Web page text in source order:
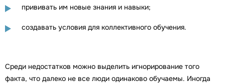
прививать им новые знания и навыки;
создавать условия для коллективного обучения.
Среди недостатков можно выделить игнорирование того
факта, что далеко не все люди одинаково обучаемы. Иногда